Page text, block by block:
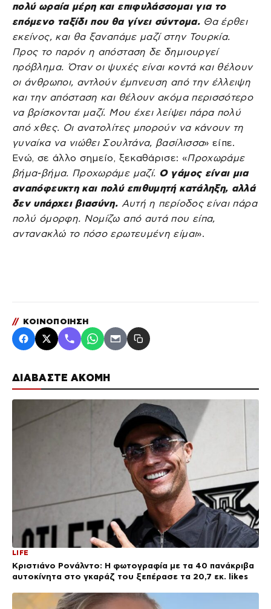
ΔΙΑΒΑΣΤΕ ΑΚΟΜΗ
LIFE
Κριστιάνο Ρονάλντο: Η φωτογραφία με τα 40 πανάκριβα
αυτοκίνητα στο γκαράζ του ξεπέρασε τα 20,7 εκ. likes
πολύ ωραία μέρη και επιφυλάσσομαι για το
επόμενο ταξίδι που θα γίνει σύντομα. Θα έρθει
εκείνος, και θα ξαναπάμε μαζί στην Τουρκία.
Προς το παρόν η απόσταση δε δημιουργεί
πρόβλημα. Όταν οι ψυχές είναι κοντά και θέλουν
οι άνθρωποι, αντλούν έμπνευση από την έλλειψη
και την απόσταση και θέλουν ακόμα περισσότερο
να βρίσκονται μαζί. Μου έχει λείψει πάρα πολύ
από χθες. Οι ανατολίτες μπορούν να κάνουν τη
γυναίκα να νιώθει Σουλτάνα, βασίλισσα» είπε.
Ενώ, σε άλλο σημείο, ξεκαθάρισε: «Προχωράμε
βήμα-βήμα. Προχωράμε μαζί. Ο γάμος είναι μια
αναπόφευκτη και πολύ επιθυμητή κατάληξη, αλλά
δεν υπάρχει βιασύνη. Αυτή η περίοδος είναι πάρα
πολύ όμορφη. Νομίζω από αυτά που είπα,
αντανακλώ το πόσο ερωτευμένη είμαι».
// ΚΟΙΝΟΠΟΙΗΣΗ